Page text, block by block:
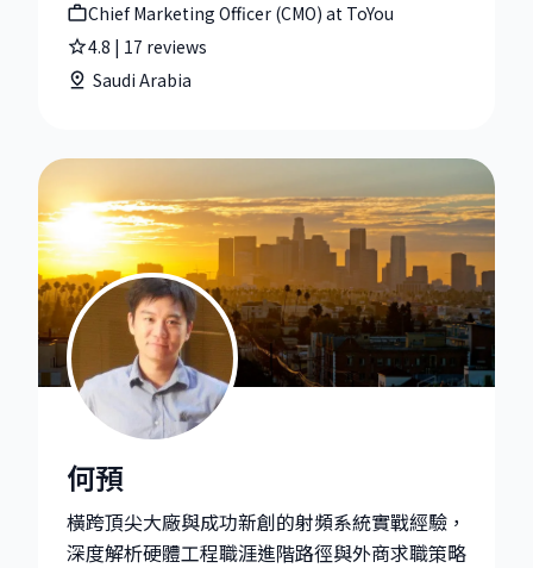
Chief Marketing Officer (CMO) at ToYou
4.8 | 17 reviews
Saudi Arabia
何預|Sr. Antenna/RF System Engineer at Amazon
何預
橫跨頂尖大廠與成功新創的射頻系統實戰經驗，
深度解析硬體工程職涯進階路徑與外商求職策略